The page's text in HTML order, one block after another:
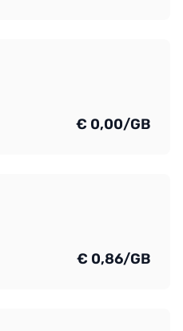
€ 0,00/GB
€ 0,86/GB